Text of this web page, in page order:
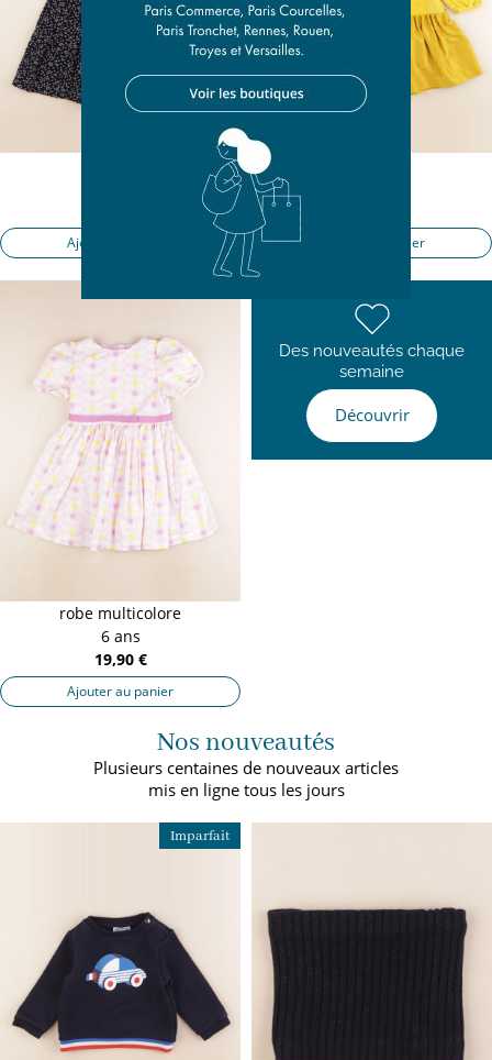
Ajouter au panier
robe jaune
Ajouter au panier
robe multicolore
6 ans
19,90 €
Ajouter au panier
Des nouveautés chaque
semaine
Découvrir
Nos nouveautés
Plusieurs centaines de nouveaux articles
mis en ligne tous les jours
Imparfait